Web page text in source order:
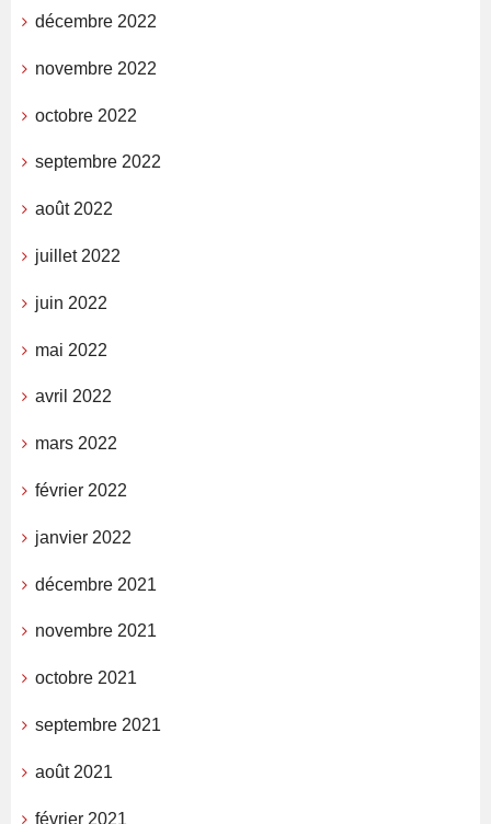
décembre 2022
novembre 2022
octobre 2022
septembre 2022
août 2022
juillet 2022
juin 2022
mai 2022
avril 2022
mars 2022
février 2022
janvier 2022
décembre 2021
novembre 2021
octobre 2021
septembre 2021
août 2021
février 2021